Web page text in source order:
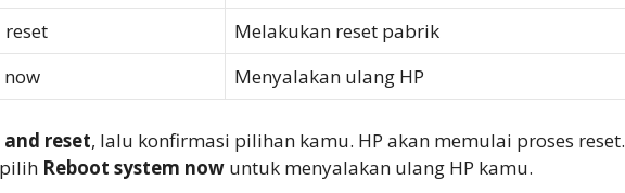
Melakukan reset pabrik
now
Menyalakan ulang HP
reset, lalu konfirmasi pilihan kamu. HP akan memulai proses reset.
Reboot system now untuk menyalakan ulang HP kamu.